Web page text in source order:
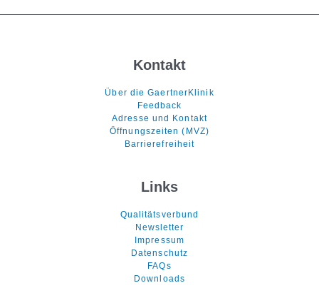
Kontakt
Über die GaertnerKlinik
Feedback
Adresse und Kontakt
Öffnungszeiten (MVZ)
Barrierefreiheit
Links
Qualitätsverbund
Newsletter
Impressum
Datenschutz
FAQs
Downloads